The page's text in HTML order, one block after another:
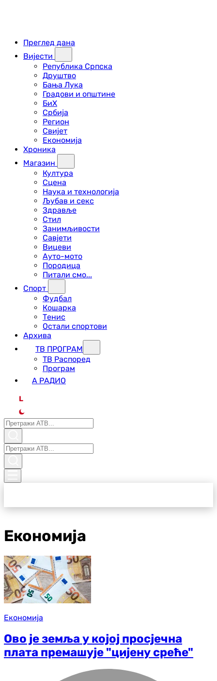
Преглед дана
Вијести
Република Српска
Друштво
Бања Лука
Градови и општине
БиХ
Србија
Регион
Свијет
Економија
Хроника
Магазин
Култура
Сцена
Наука и технологија
Љубав и секс
Здравље
Стил
Занимљивости
Савјети
Вицеви
Ауто-мото
Породица
Питали смо...
Спорт
Фудбал
Кошарка
Тенис
Остали спортови
Архива
ТВ ПРОГРАМ
ТВ Распоред
Програм
А РАДИО
L
Економија
Економија
Ово је земља у којој просјечна
плата премашује "цијену среће"